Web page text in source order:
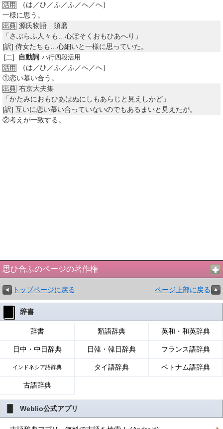
活用
｛は／ひ／ふ／ふ／へ／へ｝
一様に思う。
出典 源氏物語 須磨
「さぶらふ人々も…心ぼそくおもひあへり」
[訳] 侍女たちも…心細いと一様に思っていた。
[二] 自動詞 ハ行四段活用
活用
｛は／ひ／ふ／ふ／へ／へ｝
①恋い慕い合う。
出典 右京大夫集
「かたみにおもひあはぬにしもあらじと見えしかど」
[訳] 互いに恋い慕い合っていないのでもあるまいと見えたが。
②考えが一致する。
思ひ合ふのページの著作権
トップページに戻る ページ上部に戻る
辞書
辞書 類語辞典 英和・和英辞典
日中・中日辞典 日韓・韓日辞典 フランス語辞典
インドネシア語辞典 タイ語辞典 ベトナム語辞典
古語辞典
Weblio公式アプリ